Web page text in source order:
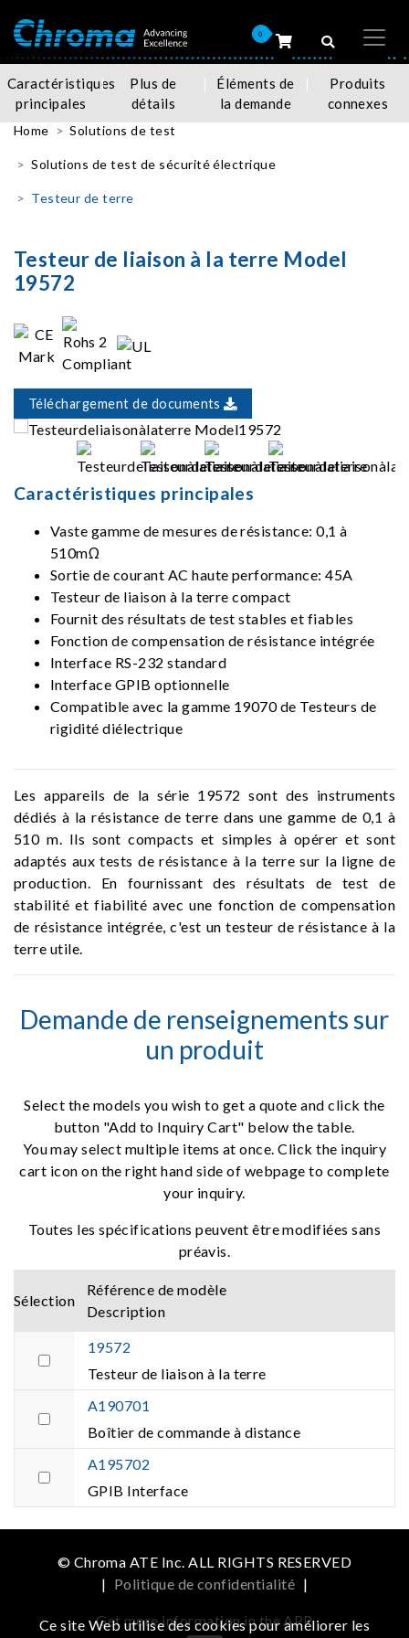
0
Caractéristiques
principales
Plus de
détails
Éléments de
la demande
Produits
connexes
Home Solutions de test
Solutions de test de sécurité électrique
Testeur de terre
Testeur de liaison à la terre Model
19572
Téléchargement de documents
Caractéristiques principales
Vaste gamme de mesures de résistance: 0,1 à
510mΩ
Sortie de courant AC haute performance: 45A
Testeur de liaison à la terre compact
Fournit des résultats de test stables et fiables
Fonction de compensation de résistance intégrée
Interface RS-232 standard
Interface GPIB optionnelle
Compatible avec la gamme 19070 de Testeurs de
rigidité diélectrique
Les appareils de la série 19572 sont des instruments
dédiés à la résistance de terre dans une gamme de 0,1 à
510 m. Ils sont compacts et simples à opérer et sont
adaptés aux tests de résistance à la terre sur la ligne de
production. En fournissant des résultats de test de
stabilité et fiabilité avec une fonction de compensation
de résistance intégrée, c'est un testeur de résistance à la
terre utile.
Demande de renseignements sur
un produit
Select the models you wish to get a quote and click the
button "Add to Inquiry Cart" below the table.
You may select multiple items at once. Click the inquiry
cart icon on the right hand side of webpage to complete
your inquiry.
Toutes les spécifications peuvent être modifiées sans
préavis.
Sélection
Référence de modèle
Description
19572
Testeur de liaison à la terre
A190701
Boîtier de commande à distance
A195702
GPIB Interface
© Chroma ATE Inc. ALL RIGHTS RESERVED
| Politique de confidentialité |
Get more information in the APP
Ce site Web utilise des cookies pour améliorer les